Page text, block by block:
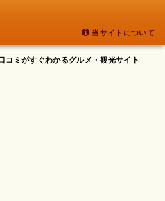
当サイトについて
コミがすぐわかるグルメ・観光サイト